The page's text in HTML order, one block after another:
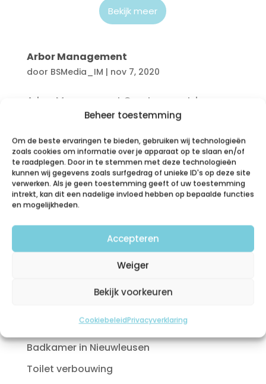
Beheer toestemming
Om de beste ervaringen te bieden, gebruiken wij technologieën
zoals cookies om informatie over je apparaat op te slaan en/of
te raadplegen. Door in te stemmen met deze technologieën
kunnen wij gegevens zoals surfgedrag of unieke ID's op deze site
verwerken. Als je geen toestemming geeft of uw toestemming
intrekt, kan dit een nadelige invloed hebben op bepaalde functies
en mogelijkheden.
Accepteren
Weiger
Bekijk voorkeuren
CookiebeleidPrivacyverklaring
Bekijk meer
Arbor Management
door BSMedia_IM | nov 7, 2020
Arbor Management Create an outdor
space that is truly yours " Our Services
Landscaping Planting Spring & Fall Clean
Fresh Vegetables Soil Preparation Let's
start work together New York, USA Tel.: +1
201 700 5353...
Bekijk meer
Recente berichten
Badkamer in Nieuwleusen
Toilet verbouwing